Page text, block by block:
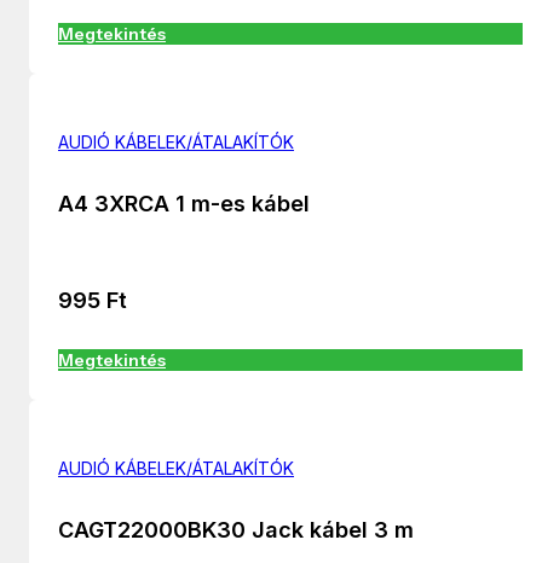
Megtekintés
AUDIÓ KÁBELEK/ÁTALAKÍTÓK
A4 3XRCA 1 m-es kábel
995 Ft
Megtekintés
AUDIÓ KÁBELEK/ÁTALAKÍTÓK
CAGT22000BK30 Jack kábel 3 m